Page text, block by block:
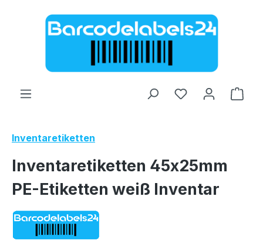
Zum Hauptinhalt springen
Inventaretiketten
Inventaretiketten 45x25mm
PE-Etiketten weiß Inventar